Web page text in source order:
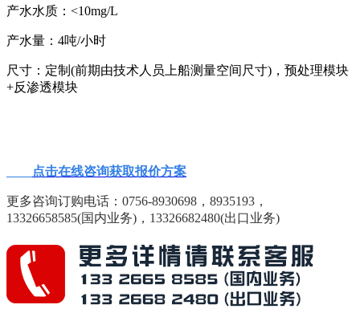
产水水质：<10mg/L
产水量：4吨/小时
尺寸：定制(前期由技术人员上船测量空间尺寸)，预处理模块
+反渗透模块
点击在线咨询获取报价方案
更多咨询订购电话：0756-8930698，8935193，
13326658585(国内业务)， 13326682480(出口业务)